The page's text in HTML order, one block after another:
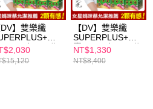
DV】雙樂纖
膠
顆/盒)x9(贈
妍3.0煥白組
(3包/盒)
【DV】雙樂纖
SUPERPLUS+膠
囊(30顆/盒)x5 (贈
醇耀妍3.0煥白組
x1盒(3包/盒)
NT$1,330
NT$8,400